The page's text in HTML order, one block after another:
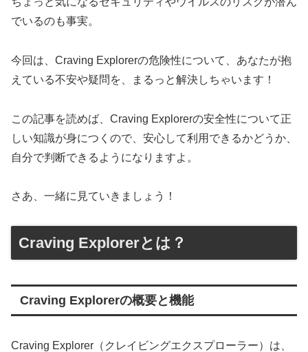
でいるのも事実。
今回は、Craving Explorerの危険性について、あなたが抱
えている不安や疑問を、まるっと解決しちゃいます！
この記事を読めば、Craving Explorerの安全性について正
しい知識が身につくので、安心して利用できるかどうか、
自分で判断できるようになりますよ。
さあ、一緒に見ていきましょう！
Craving Explorerとは？
Craving Explorerの概要と機能
Craving Explorer（クレイビングエクスプローラー）は、